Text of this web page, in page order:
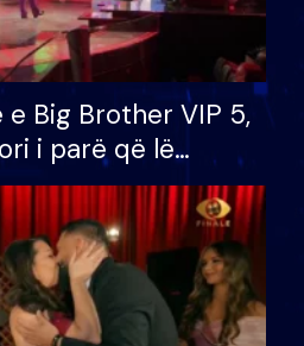
Big Brother VIP 5,
i parë që lë
mundësinë për
e madh